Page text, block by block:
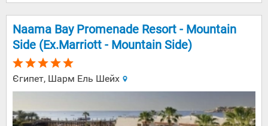
Naama Bay Promenade Resort - Mountain
Side (Ex.Marriott - Mountain Side)
Єгипет, Шарм Ель Шейх